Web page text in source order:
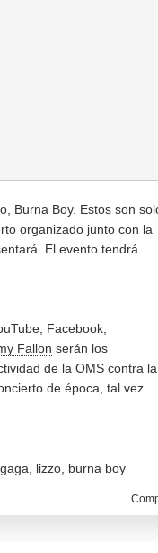
, Burna Boy. Estos son
organizado junto con la
El evento tendrá
Facebook,
Fallon serán los
de la OMS contra la
de época, tal vez
lizzo burna boy